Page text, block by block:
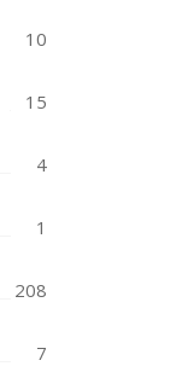
10
15
4
1
208
7